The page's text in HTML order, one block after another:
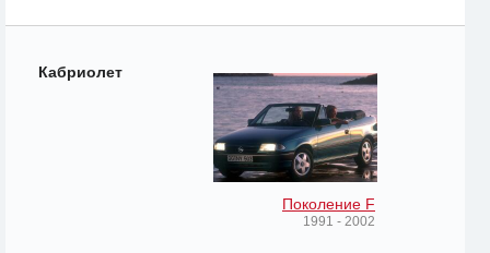
Кабриолет
Поколение F
1991 - 2002